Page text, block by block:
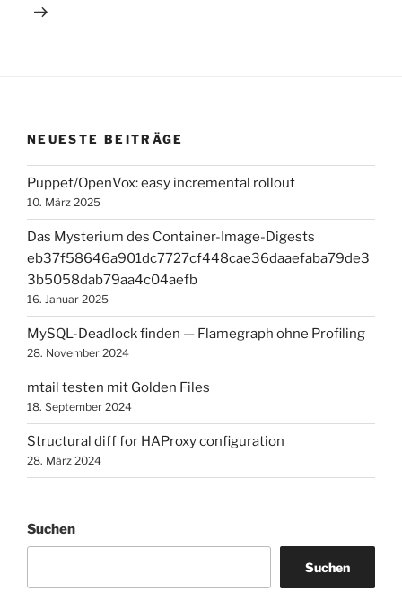
NEUESTE BEITRÄGE
Puppet/OpenVox: easy incremental rollout
10. März 2025
Das Mysterium des Container-Image-Digests
eb37f58646a901dc7727cf448cae36daaefaba79de3
3b5058dab79aa4c04aefb
16. Januar 2025
MySQL-Deadlock finden — Flamegraph ohne Profiling
28. November 2024
mtail testen mit Golden Files
18. September 2024
Structural diff for HAProxy configuration
28. März 2024
Suchen
Suchen